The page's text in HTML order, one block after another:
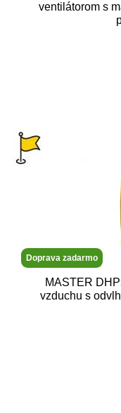
ventilátorom s
Doprava zadarmo
MASTER
vzduchu s